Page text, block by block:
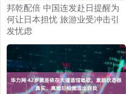
邦乾配倍 中国连发赴日提醒为
何让日本担忧 旅游业受冲击引
发忧虑